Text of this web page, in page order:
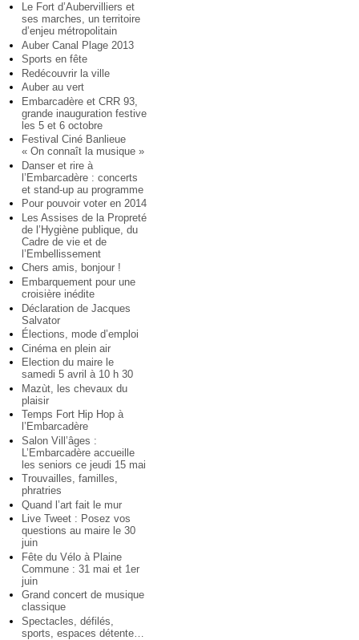
Le Fort d’Aubervilliers et
ses marches, un territoire
d’enjeu métropolitain
Auber Canal Plage 2013
Sports en fête
Redécouvrir la ville
Auber au vert
Embarcadère et CRR 93,
grande inauguration festive
les 5 et 6 octobre
Festival Ciné Banlieue
« On connaît la musique »
Danser et rire à
l’Embarcadère : concerts
et stand-up au programme
Pour pouvoir voter en 2014
Les Assises de la Propreté
de l’Hygiène publique, du
Cadre de vie et de
l’Embellissement
Chers amis, bonjour !
Embarquement pour une
croisière inédite
Déclaration de Jacques
Salvator
Élections, mode d’emploi
Cinéma en plein air
Election du maire le
samedi 5 avril à 10 h 30
Mazùt, les chevaux du
plaisir
Temps Fort Hip Hop à
l’Embarcadère
Salon Vill’âges :
L’Embarcadère accueille
les seniors ce jeudi 15 mai
Trouvailles, familles,
phratries
Quand l’art fait le mur
Live Tweet : Posez vos
questions au maire le 30
juin
Fête du Vélo à Plaine
Commune : 31 mai et 1er
juin
Grand concert de musique
classique
Spectacles, défilés,
sports, espaces détente…